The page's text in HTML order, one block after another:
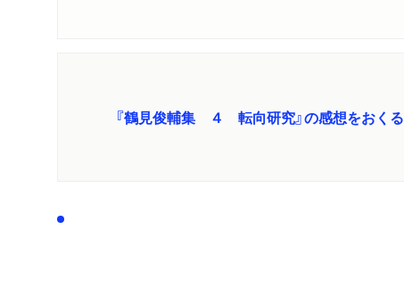
『鶴見俊輔集 ４ 転向研究』の感想をおくる